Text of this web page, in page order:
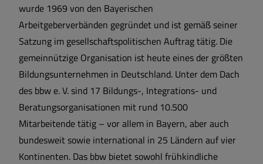
wurde 1969 von den Bayerischen
Arbeitgeberverbänden gegründet und ist gemäß seiner
Satzung im gesellschaftspolitischen Auftrag tätig. Die
gemeinnützige Organisation ist heute eines der größten
Bildungsunternehmen in Deutschland. Unter dem Dach
des bbw e. V. sind 17 Bildungs-, Integrations- und
Beratungsorganisationen mit rund 10.500
Mitarbeitende tätig – vor allem in Bayern, aber auch
bundesweit sowie international in 25 Ländern auf vier
Kontinenten. Das bbw bietet sowohl frühkindliche